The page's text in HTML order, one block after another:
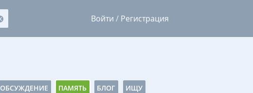
Войти / Регистрация
ОБСУЖДЕНИЕ ПАМЯТЬ БЛОГ ИЩУ